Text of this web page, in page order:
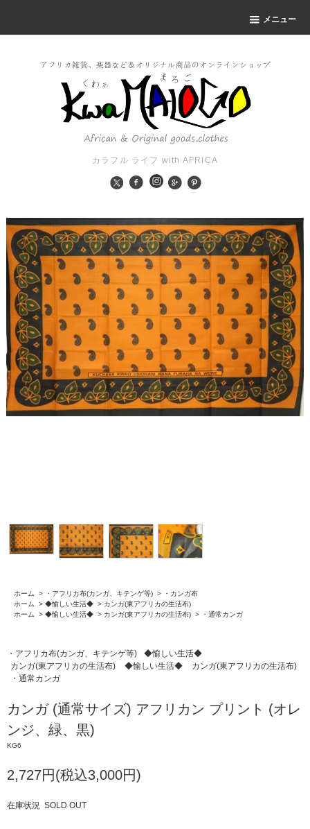
メニュー
カラフル ライフ with AFRICA
ホーム > ・アフリカ布(カンガ、キテンゲ等) >
・カンガ布
ホーム
> ◆愉しい生活◆ > カンガ(東アフリカの生活布)
ホーム
> ◆愉しい生活◆ > カンガ(東アフリカの生活布) > ・通常カンガ
・アフリカ布(カンガ、キテンゲ等)
◆愉しい生活◆
カンガ(東アフリカの生活布)
◆愉しい生活◆
カンガ(東アフリカの生活布)
・通常カンガ
カンガ (通常サイズ) アフリカン プリント (オレ
ンジ、緑、黒)
KG6
2,727円(税込3,000円)
在庫状況 SOLD OUT